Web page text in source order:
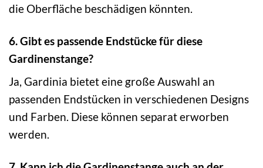
die Oberfläche beschädigen könnten.
6. Gibt es passende Endstücke für diese
Gardinenstange?
Ja, Gardinia bietet eine große Auswahl an
passenden Endstücken in verschiedenen Designs
und Farben. Diese können separat erworben
werden.